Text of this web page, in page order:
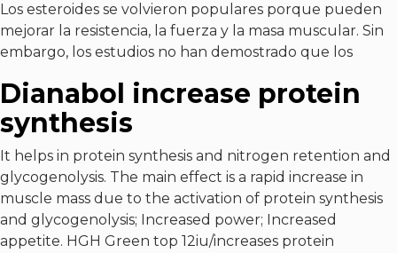
Los esteroides se volvieron populares porque pueden
mejorar la resistencia, la fuerza y la masa muscular. Sin
embargo, los estudios no han demostrado que los
Dianabol increase protein
synthesis
It helps in protein synthesis and nitrogen retention and
glycogenolysis. The main effect is a rapid increase in
muscle mass due to the activation of protein synthesis
and glycogenolysis; Increased power; Increased
appetite. HGH Green top 12iu/increases protein